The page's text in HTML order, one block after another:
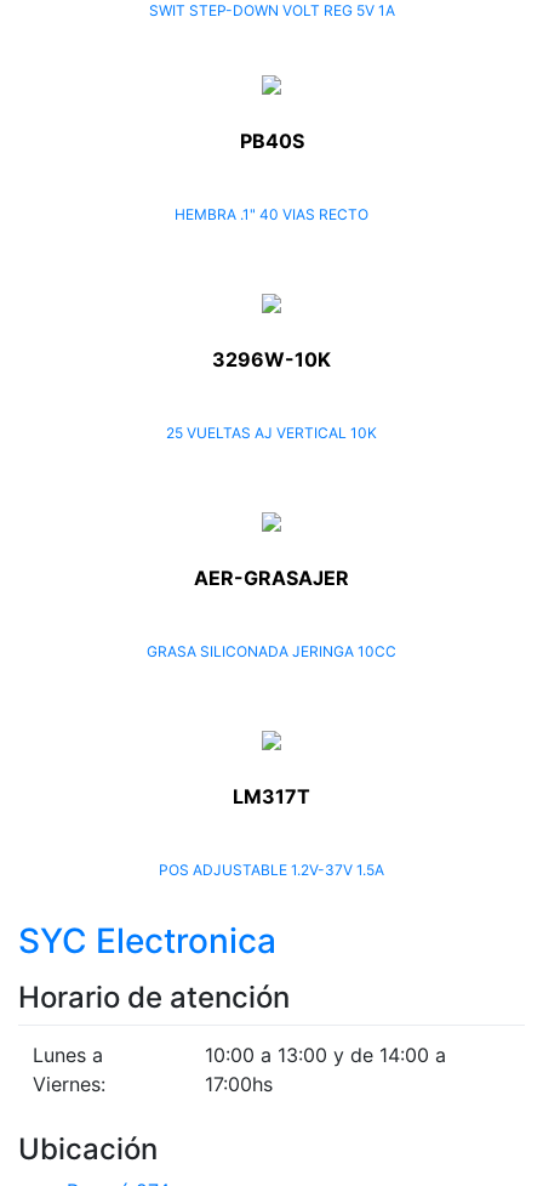
SWIT STEP-DOWN VOLT REG 5V 1A
PB40S
HEMBRA .1" 40 VIAS RECTO
3296W-10K
25 VUELTAS AJ VERTICAL 10K
AER-GRASAJER
GRASA SILICONADA JERINGA 10CC
LM317T
POS ADJUSTABLE 1.2V-37V 1.5A
SYC Electronica
Horario de atención
Lunes a
Viernes:
10:00 a 13:00 y de 14:00 a
17:00hs
Ubicación